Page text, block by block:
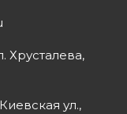
Хрусталева,
ул.,